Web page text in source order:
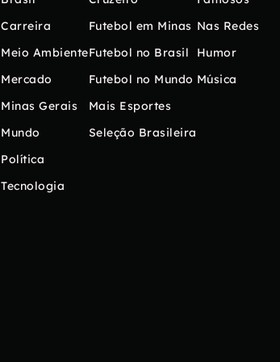
Carreira
Meio Ambiente
Mercado
Minas Gerais
Mundo
Política
Tecnologia
Futebol em Minas
Futebol no Brasil
Futebol no Mundo
Mais Esportes
Seleção Brasileira
Nas Redes
Humor
Música